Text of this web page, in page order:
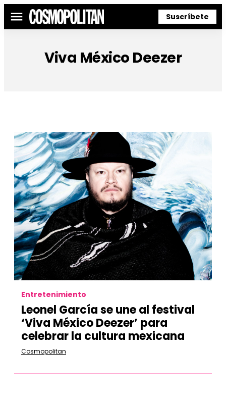
Menú Suscríbete
Viva México Deezer
Entretenimiento
Leonel García se une al festival
‘Viva México Deezer’ para
celebrar la cultura mexicana
Cosmopolitan